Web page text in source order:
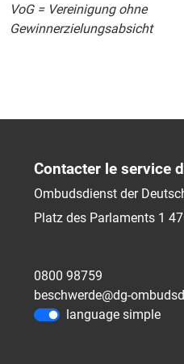
VoG = Vereinigung ohne
Gewinnerzielungsabsicht
Contacter le service
Ombudsdienst der
Platz des Parlaments 1
0800 98759
beschwerde@dg-
language simple